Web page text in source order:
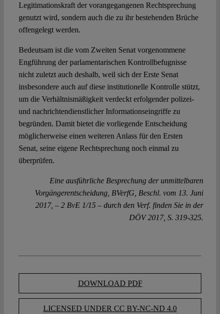
Legitimationskraft der vorangegangenen Rechtsprechung
genutzt wird, sondern auch die zu ihr bestehenden Brüche
offengelegt werden.
Bedeutsam ist die vom Zweiten Senat vorgenommene
Engführung der parlamentarischen Kontrollbefugnisse
nicht zuletzt auch deshalb, weil sich der Erste Senat
insbesondere auch auf diese institutionelle Kontrolle stützt,
um die Verhältnismäßigkeit verdeckt erfolgender polizei-
und nachrichtendienstlicher Informationseingriffe zu
begründen. Damit bietet die vorliegende Entscheidung
möglicherweise einen weiteren Anlass für den Ersten
Senat, seine eigene Rechtsprechung noch einmal zu
überprüfen.
Eine ausführliche Besprechung der unmittelbaren
Vorgängerentscheidung, BVerfG, Beschl. vom 13. Juni
2017, – 2 BvE 1/15 – durch den Verf. finden Sie in der
DÖV 2017, S. 319-325.
DOWNLOAD PDF
LICENSED UNDER CC BY-NC-ND 4.0